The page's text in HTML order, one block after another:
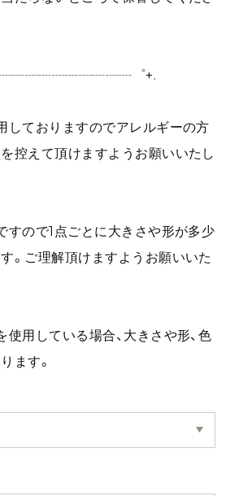
゜+.
しておりますのでアレルギーの方
控えて頂けますようお願いいたし
すので1点ごとに大きさや形が多少
。ご理解頂けますようお願いいた
用している場合、大きさや形、色
ます。